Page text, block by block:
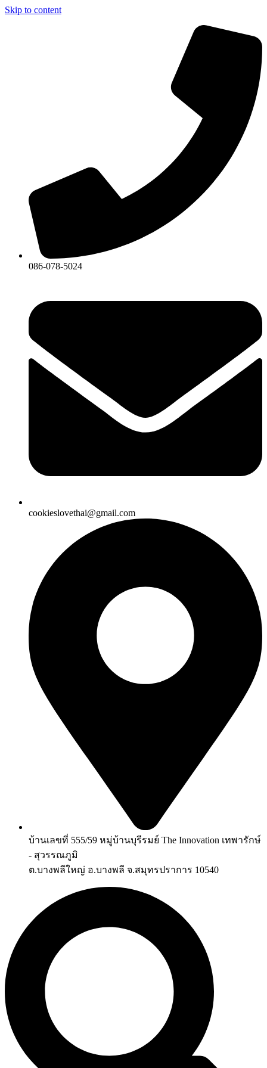
Skip to content
086-078-5024
cookieslovethai@gmail.com
บ้านเลขที่ 555/59 หมู่บ้านบุรีรมย์ The Innovation เทพารักษ์
- สุวรรณภูมิ
ต.บางพลีใหญ่ อ.บางพลี จ.สมุทรปราการ 10540